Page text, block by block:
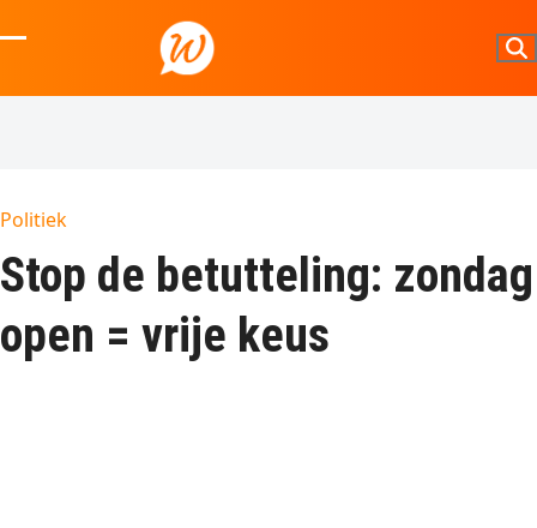
to
mobile
mobile
Politiek
Stop de betutteling: zondag
open = vrije keus